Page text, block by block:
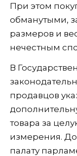
При этом
обманутыми,
размеров и
нечестным
В
продавцов
товара за
измерения.
палату